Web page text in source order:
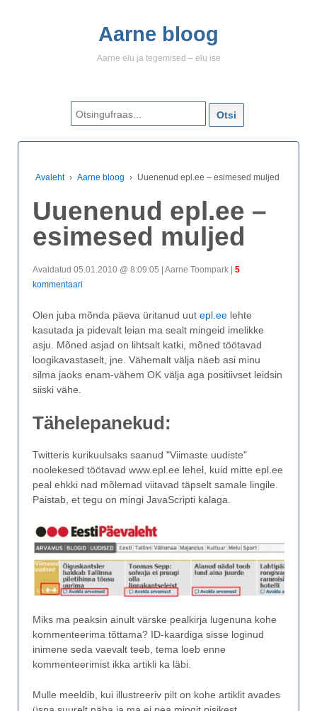
Aarne bloog
Aarne elu ja tegemised – elu ise
Search for:
Avaleht › Aarne bloog › Uuenenud epl.ee – esimesed muljed
Uuenenud epl.ee –
esimesed muljed
Avaldatud 05.01.2010 @ 8:09:05 | Aarne Toompark | 5
kommentaari
Olen juba mõnda päeva üritanud uut epl.ee lehte
kasutada ja pidevalt leian ma sealt mingeid imelikke
asju. Mõned asjad on lihtsalt katki, mõned töötavad
loogikavastaselt, jne. Vähemalt välja näeb asi minu
silma jaoks enam-vähem OK välja aga positiivset leidsin
siiski vähe.
Tähelepanekud:
Twitteris kurikuulsaks saanud "Viimaste uudiste"
noolekesed töötavad www.epl.ee lehel, kuid mitte epl.ee
peal ehkki nad mõlemad viitavad täpselt samale lingile.
Paistab, et tegu on mingi JavaScripti kalaga.
Miks ma peaksin ainult värske pealkirja lugenuna kohe
kommenteerima tõttama? ID-kaardiga sisse loginud
inimene seda vaevalt teeb, tema loeb enne
kommenteerimist ikka artikli ka läbi.
Mulle meeldib, kui illustreeriv pilt on kohe artiklit avades